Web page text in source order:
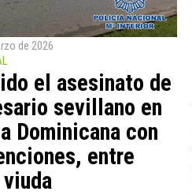
de 2026
el asesinato de
sevillano en
Dominicana con
entre